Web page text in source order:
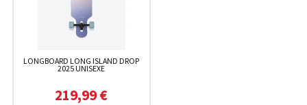
LONGBOARD LONG ISLAND DROP
2025 UNISEXE
219,99 €